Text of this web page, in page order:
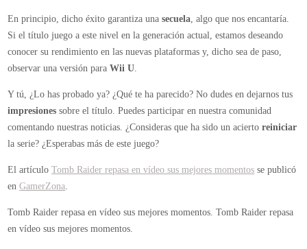
En principio, dicho éxito garantiza unasecuela, algo que nos encantaría.
Si el título juego a este nivel en la generación actual, estamos deseando
conocer su rendimiento en las nuevas plataformas y, dicho sea de paso,
observar una versión paraWii U.
Y tú, ¿Lo has probado ya? ¿Qué te ha parecido? No dudes en dejarnos tus
impresiones sobre el título. Puedes participar en nuestra comunidad
comentando nuestras noticias. ¿Consideras que ha sido un aciertoreiniciar
la serie? ¿Esperabas más de este juego?
El artículoTomb Raider repasa en vídeo sus mejores momentos se publicó
enGamerZona.
Tomb Raider repasa en vídeo sus mejores momentos.Tomb Raider repasa
en vídeo sus mejores momentos.